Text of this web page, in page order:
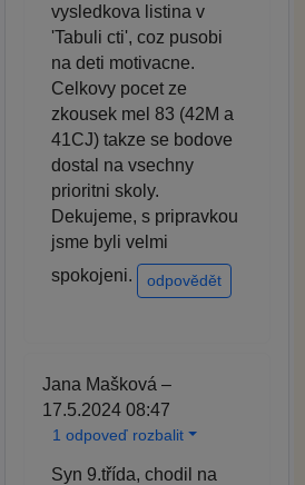
vysledkova listina v
'Tabuli cti', coz pusobi
na deti motivacne.
Celkovy pocet ze
zkousek mel 83 (42M a
41CJ) takze se bodove
dostal na vsechny
prioritni skoly.
Dekujeme, s pripravkou
jsme byli velmi
spokojeni.
odpovědět
Jana Mašková –
17.5.2024 08:47
1 odpoveď rozbalit
Syn 9.třída, chodil na